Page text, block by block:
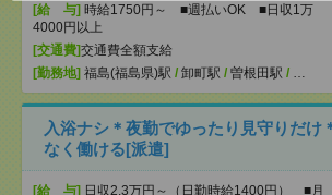
[給 与] 時給1750円～ ■週払いOK ■日収1万
4000円以上
[交通費]交通費全額支給
[勤務地] 福島(福島県)駅 / 卸町駅 / 曽根田駅 / …
入浴ナシ＊夜勤でゆったり見守りだけ
なく働ける[派遣]
[給 与] 日収2.3万円～（日勤時給1400円） ■月